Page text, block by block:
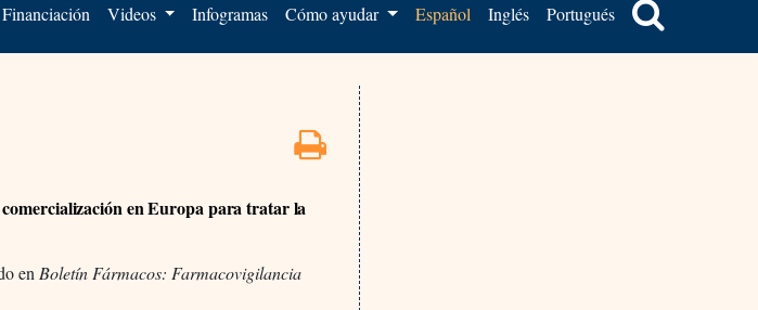
Financiación Videos Infogramas Cómo ayudar Español Inglés Portugués
en Europa para tratar la
enBoletín Fármacos: Farmacovigilancia